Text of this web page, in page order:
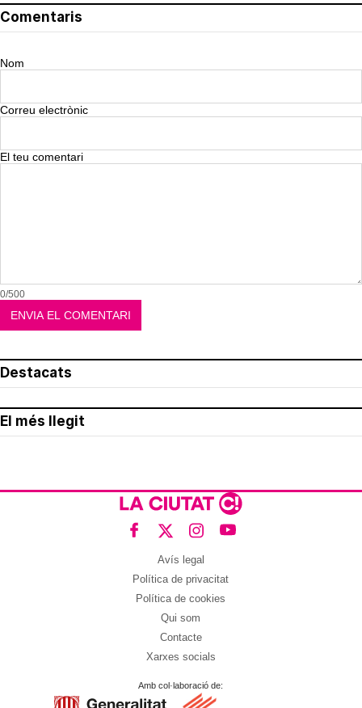
Comentaris
Nom
Correu electrònic
El teu comentari
0/500
Destacats
El més llegit
Avís legal
Política de privacitat
Política de cookies
Qui som
Contacte
Xarxes socials
Amb col·laboració de: